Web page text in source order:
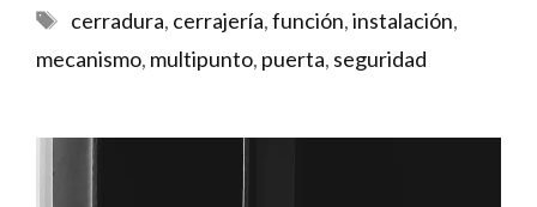
Etiquetas
cerradura, cerrajería,función,instalación,
mecanismo, multipunto, puerta, seguridad